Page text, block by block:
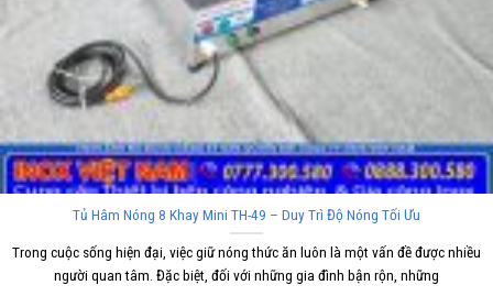
Tủ Hâm Nóng 8 Khay Mini TH-49 – Duy Trì Độ Nóng Tối Ưu
Trong cuộc sống hiện đại, việc giữ nóng thức ăn luôn là một vấn đề được nhiều
người quan tâm. Đặc biệt, đối với những gia đình bận rộn, những